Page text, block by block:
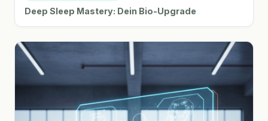
Deep Sleep Mastery: Dein Bio-Upgrade